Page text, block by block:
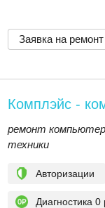
Заявка на ремонт
Комплэйс -
ремонт
техники
Авторизации
Диагностика 0